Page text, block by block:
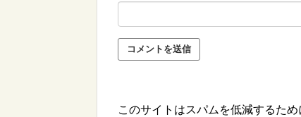
このサイトはスパムを低減するため